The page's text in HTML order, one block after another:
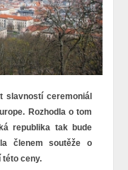
slavností ceremoniál
Rozhodla o tom
republika tak bude
členem soutěže o
této ceny.